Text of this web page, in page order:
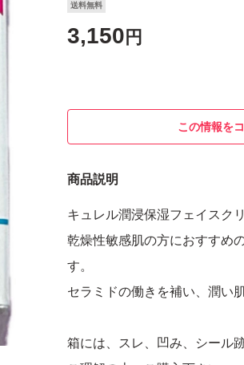
送料無料
3,150 円
この情報を
商品説明
キュレル潤浸保湿フェイスク
乾燥性敏感肌の方におすすめ
す。
セラミドの働きを補い、潤い
箱には、スレ、凹み、シール